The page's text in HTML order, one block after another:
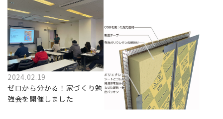
2024.02.19
ゼロから分かる！家づくり勉
強会を開催しました